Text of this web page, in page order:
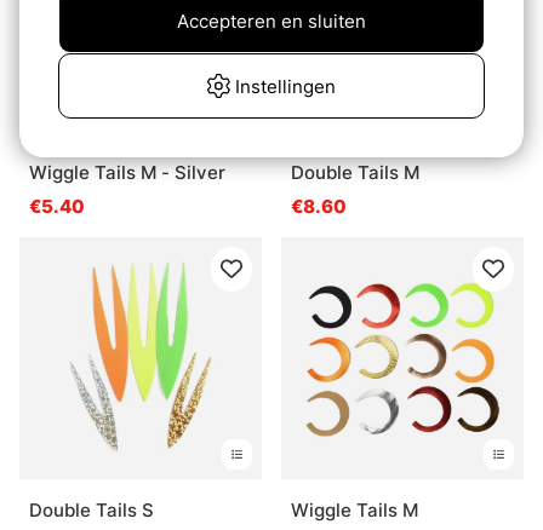
Wiggle Tails M - Silver
€5.40
Double Tails M
€8.60
Double Tails S
Wiggle Tails M
Instellingen
Accepteren en sluiten